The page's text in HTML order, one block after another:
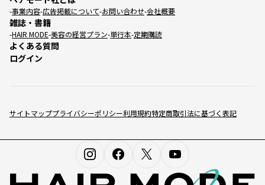
サイトマッププライバシーポリシー利用規約特定商取引法に基づく表記
事業内容 広告掲載について お問い合わせ 会社概要
雑誌・書籍
HAIR MODE 美容の経営プラン 単行本 定期購読
よくある質問
ログイン